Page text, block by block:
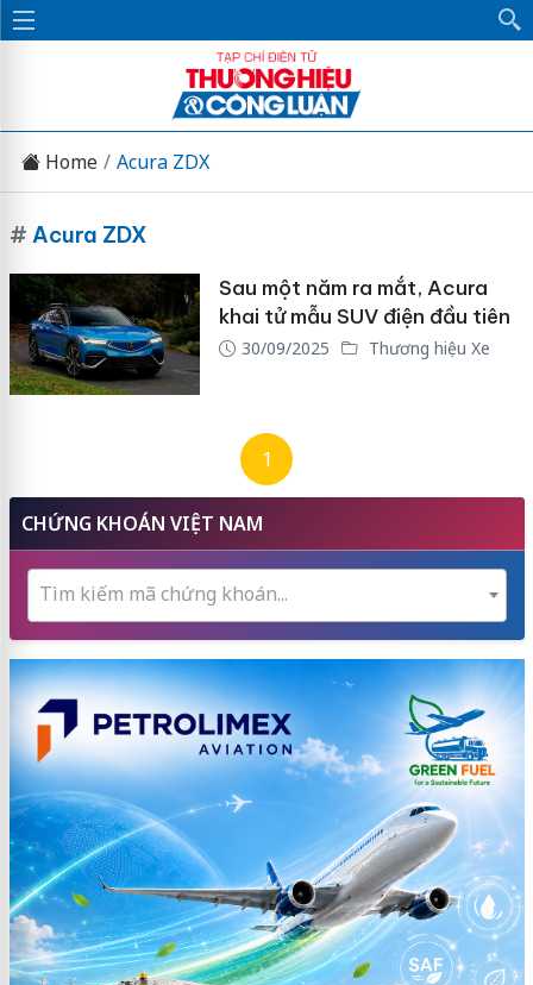
Home Acura ZDX
# Acura ZDX
Sau một năm ra mắt, Acura
khai tử mẫu SUV điện đầu tiên
30/09/2025 Thương hiệu Xe
1
CHỨNG KHOÁN VIỆT NAM
Tìm kiếm mã chứng khoán...